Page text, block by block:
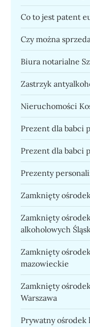
Co to jest patent
Czy można
Biura notarialne
Zastrzyk
Nieruchomości
Prezent dla babci
Prezent dla babci
Prezenty
Zamknięty
Zamknięty
alkoholowych
Zamknięty
mazowieckie
Zamknięty
Warszawa
Prywatny ośrodek